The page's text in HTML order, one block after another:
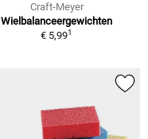
Craft-Meyer
Wielbalanceergewichten
€ 5,991